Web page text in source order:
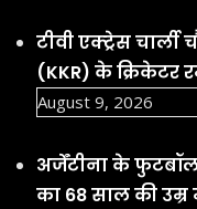
टीवी एक्ट्रेस
(KKR) के क्रिकेटर
August 9, 2026
अर्जेंटीना के
का 68 साल की